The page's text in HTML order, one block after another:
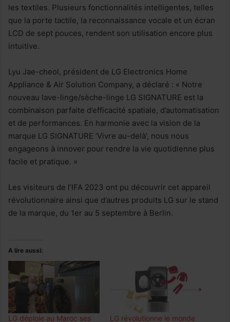
les textiles. Plusieurs fonctionnalités intelligentes, telles
que la porte tactile, la reconnaissance vocale et un écran
LCD de sept pouces, rendent son utilisation encore plus
intuitive.
Lyu Jae-cheol, président de LG Electronics Home
Appliance & Air Solution Company, a déclaré : « Notre
nouveau lave-linge/sèche-linge LG SIGNATURE est la
combinaison parfaite d’efficacité spatiale, d’automatisation
et de performances. En harmonie avec la vision de la
marque LG SIGNATURE ‘Vivre au-delà’, nous nous
engageons à innover pour rendre la vie quotidienne plus
facile et pratique. »
Les visiteurs de l’IFA 2023 ont pu découvrir cet appareil
révolutionnaire ainsi que d’autres produits LG sur le stand
de la marque, du 1er au 5 septembre à Berlin.
A lire aussi:
LG déploie au Maroc ses
LG révolutionne le monde